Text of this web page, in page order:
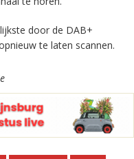
door de DAB+
te laten scannen.